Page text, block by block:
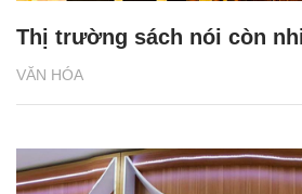
VĂN HÓA
Thị trường sách nói còn